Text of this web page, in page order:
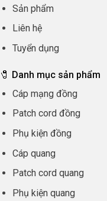
Sản phẩm
Liên hệ
Tuyển dụng
🧷 Danh mục sản phẩm
Cáp mạng đồng
Patch cord đồng
Phụ kiện đồng
Cáp quang
Patch cord quang
Phụ kiện quang